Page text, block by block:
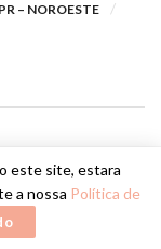
– NOROESTE
este site, estara
a nossa Política de